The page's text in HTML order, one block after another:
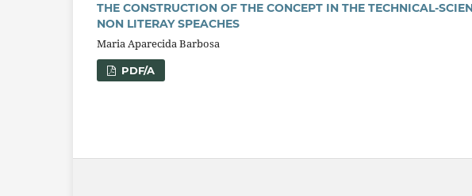
THE CONSTRUCTION OF THE CONCEPT IN THE TECHNICAL-
NON LITERAY SPEACHES
Maria Aparecida Barbosa
PDF/A